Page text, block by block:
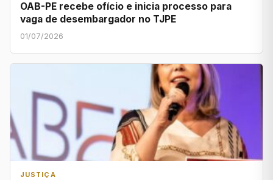
OAB-PE recebe ofício e inicia processo para
vaga de desembargador no TJPE
01/07/2026
JUSTIÇA